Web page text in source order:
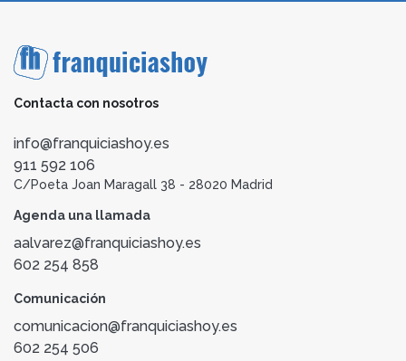
Contacta con nosotros
info@franquiciashoy.es
911 592 106
C/Poeta Joan Maragall 38 - 28020 Madrid
Agenda una llamada
aalvarez@franquiciashoy.es
602 254 858
Comunicación
comunicacion@franquiciashoy.es
602 254 506